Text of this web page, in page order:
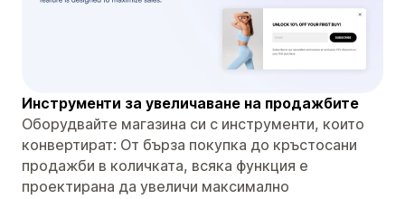
Инструменти за увеличаване на продажбите
Оборудвайте магазина си с инструменти, които
конвертират: От бърза покупка до кръстосани
продажби в количката, всяка функция е
проектирана да увеличи максимално